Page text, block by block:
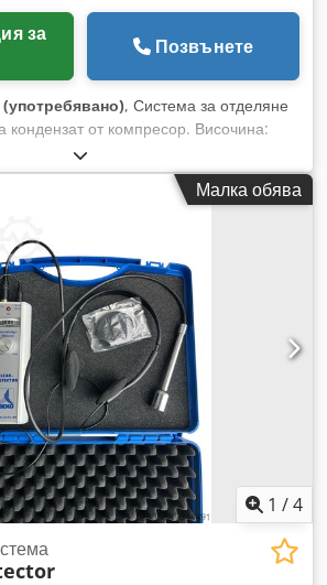
Позвънете
, Система за отделяне
кондензат от компресор. Височина:
Aprsha Ширина: 500 мм
тегло: приблизително 20 кг
Малка обява
1 /4